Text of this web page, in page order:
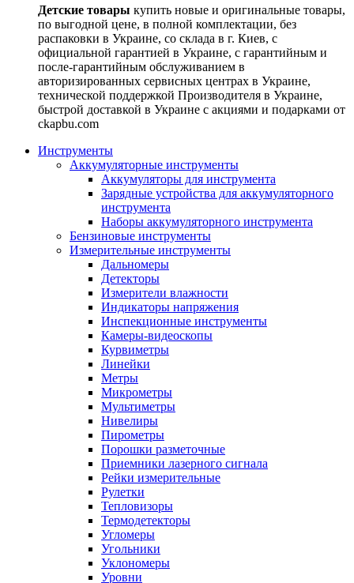
Детские товары купить новые и оригинальные товары,
по выгодной цене, в полной комплектации, без
распаковки в Украине, со склада в г. Киев, с
официальной гарантией в Украине, с гарантийным и
после-гарантийным обслуживанием в
авторизированных сервисных центрах в Украине,
технической поддержкой Производителя в Украине,
быстрой доставкой в Украине с акциями и подарками от
ckapbu.com
Инструменты
Аккумуляторные инструменты
Аккумуляторы для инструмента
Зарядные устройства для аккумуляторного
инструмента
Наборы аккумуляторного инструмента
Бензиновые инструменты
Измерительные инструменты
Дальномеры
Детекторы
Измерители влажности
Индикаторы напряжения
Инспекционные инструменты
Камеры-видеоскопы
Курвиметры
Линейки
Метры
Микрометры
Мультиметры
Нивелиры
Пирометры
Порошки разметочные
Приемники лазерного сигнала
Рейки измерительные
Рулетки
Тепловизоры
Термодетекторы
Угломеры
Угольники
Уклономеры
Уровни